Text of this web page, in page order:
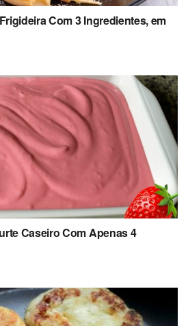
Com 3 Ingredientes, em
Caseiro Com Apenas 4